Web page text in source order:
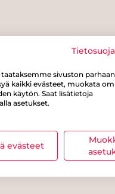
sivuston parhaan
kaikki evästeet, muokata
käytön. Saat lisätietoja
asetukset.
evästeet